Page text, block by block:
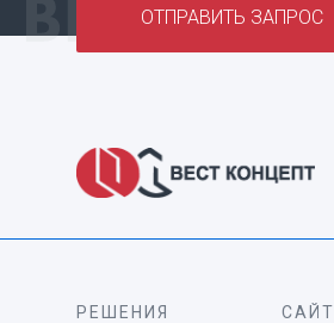
ОТПРАВИТЬ ЗАПРОС
РЕШЕНИЯ
САЙТ